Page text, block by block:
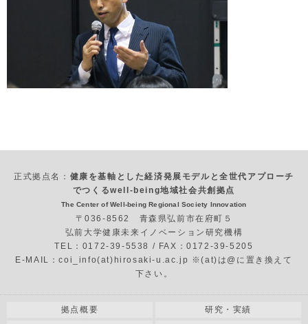
正式拠点名： 健康を基軸とした経済発展モデルと全世代アプローチ
でつくるwell-being地域社会共創拠点
The Center of Well-being Regional Society Innovation
〒036-8562 青森県弘前市在府町５
弘前大学健康未来イノベーション研究機構
TEL：0172-39-5538 / FAX：0172-39-5205
E-MAIL：coi_info(at)hirosaki-u.ac.jp ※(at)は@に置き換えて
下さい。
拠点概要
研究・実績